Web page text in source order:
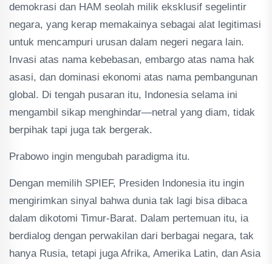
demokrasi dan HAM seolah milik eksklusif segelintir
negara, yang kerap memakainya sebagai alat legitimasi
untuk mencampuri urusan dalam negeri negara lain.
Invasi atas nama kebebasan, embargo atas nama hak
asasi, dan dominasi ekonomi atas nama pembangunan
global. Di tengah pusaran itu, Indonesia selama ini
mengambil sikap menghindar—netral yang diam, tidak
berpihak tapi juga tak bergerak.
Prabowo ingin mengubah paradigma itu.
Dengan memilih SPIEF, Presiden Indonesia itu ingin
mengirimkan sinyal bahwa dunia tak lagi bisa dibaca
dalam dikotomi Timur-Barat. Dalam pertemuan itu, ia
berdialog dengan perwakilan dari berbagai negara, tak
hanya Rusia, tetapi juga Afrika, Amerika Latin, dan Asia